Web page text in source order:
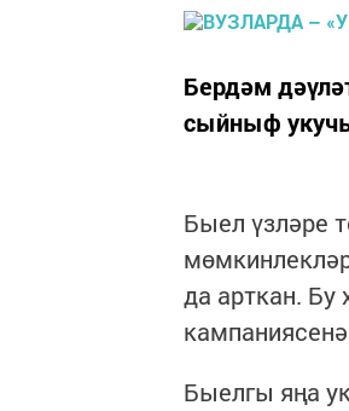
Бердәм
сыйныф
Быел үзләре
да арткан. Бу
Быелгы яңа